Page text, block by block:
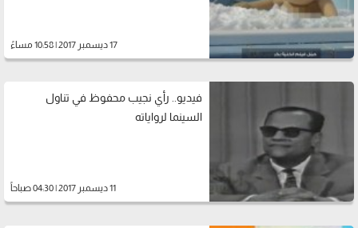
17 ديسمبر 2017 | 10:58 مساءً
فيديو.. رأي نجيب محفوظ في تناول
السينما لرواياته
11 ديسمبر 2017 | 04:30 صباحاً